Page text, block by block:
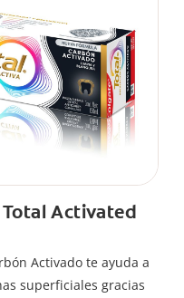
Activated
Activado te ayuda a
superficiales gracias